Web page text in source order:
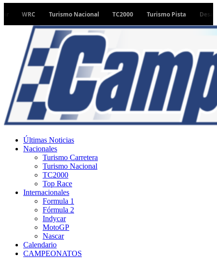
Turismo Nacional TC2000 Turismo Pista Desafío Ruta 40
Últimas Noticias
Nacionales
Turismo Carretera
Turismo Nacional
TC2000
Top Race
Internacionales
Formula 1
Fórmula 2
Indycar
MotoGP
Nascar
Calendario
CAMPEONATOS